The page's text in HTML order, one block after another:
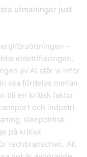
utmaningar just
–
elektrifieringen,
av AI står vi inför
ska fördelas mellan
bli en kritisk faktor
och industri.
Geopolitisk
på kritisk
techbranschen. Att